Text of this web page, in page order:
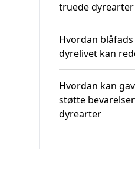
truede dyrearter
Hvordan
dyrelivet kan
Hvordan kan
støtte
dyrearter